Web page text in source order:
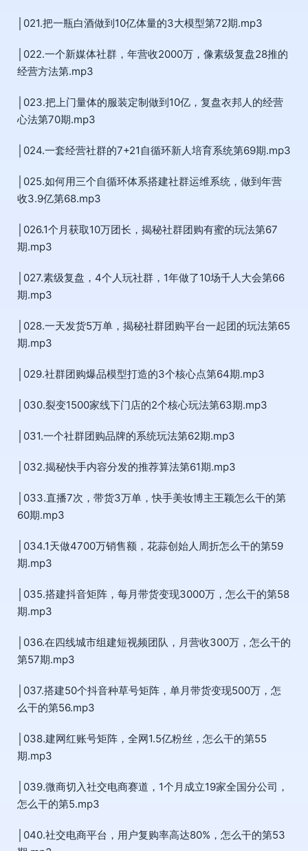
│021.把一瓶白酒做到10亿体量的3大模型第72期.mp3
│022.一个新媒体社群，年营收2000万，像素级复盘28推的
经营方法第.mp3
│023.把上门量体的服装定制做到10亿，复盘衣邦人的经营
心法第70期.mp3
│024.一套经营社群的7+21自循环新人培育系统第69期.mp3
│025.如何用三个自循环体系搭建社群运维系统，做到年营
收3.9亿第68.mp3
│026.1个月获取10万团长，揭秘社群团购有蜜的玩法第67
期.mp3
│027.素级复盘，4个人玩社群，1年做了10场千人大会第66
期.mp3
│028.一天发货5万单，揭秘社群团购平台一起团的玩法第65
期.mp3
│029.社群团购爆品模型打造的3个核心点第64期.mp3
│030.裂变1500家线下门店的2个核心玩法第63期.mp3
│031.一个社群团购品牌的系统玩法第62期.mp3
│032.揭秘快手内容分发的推荐算法第61期.mp3
│033.直播7次，带货3万单，快手美妆博主王颖怎么干的第
60期.mp3
│034.1天做4700万销售额，花蒜创始人周折怎么干的第59
期.mp3
│035.搭建抖音矩阵，每月带货变现3000万，怎么干的第58
期.mp3
│036.在四线城市组建短视频团队，月营收300万，怎么干的
第57期.mp3
│037.搭建50个抖音种草号矩阵，单月带货变现500万，怎
么干的第56.mp3
│038.建网红账号矩阵，全网1.5亿粉丝，怎么干的第55
期.mp3
│039.微商切入社交电商赛道，1个月成立19家全国分公司，
怎么干的第5.mp3
│040.社交电商平台，用户复购率高达80%，怎么干的第53